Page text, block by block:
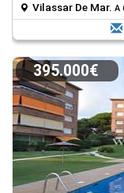
Vilassar De Mar. A
395.000€